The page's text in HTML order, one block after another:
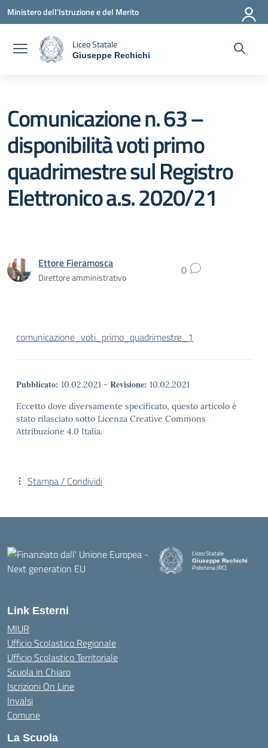
Vai ai contenuti
Vai al menu di navigazione
Vai al footer
Ministero dell'Istruzione e del Merito
Liceo Statale
Giuseppe Rechichi
Comunicazione n. 63 –
disponibilità voti primo
quadrimestre sul Registro
Elettronico a.s. 2020/21
Ettore Fieramosca
Direttore amministrativo 0
comunicazione_voti_primo_quadrimestre_1
Pubblicato: 10.02.2021 - Revisione: 10.02.2021
Eccetto dove diversamente specificato, questo articolo è
stato rilasciato sotto Licenza Creative Commons
Attribuzione 4.0 Italia.
Stampa / Condividi
Liceo Statale
Giuseppe Rechichi
Polistena (RC)
Link Esterni
MIUR
Ufficio Scolastico Regionale
Ufficio Scolastico Territoriale
Scuola in Chiaro
Iscrizioni On Line
Invalsi
Comune
La Scuola